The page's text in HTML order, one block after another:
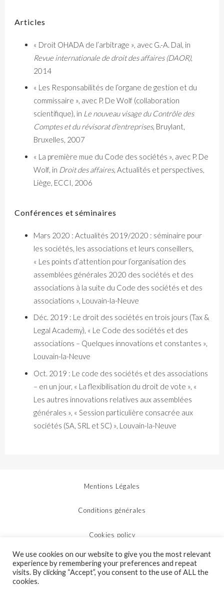
Articles
« Droit OHADA de l’arbitrage », avec G.-A. Dal, in
Revue internationale de droit des affaires (DAOR),
2014
« Les Responsabilités de l’organe de gestion et du
commissaire », avec P. De Wolf (collaboration
scientifique), in Le nouveau visage du Contrôle des
Comptes et du révisorat d’entreprises, Bruylant,
Bruxelles, 2007
« La première mue du Code des sociétés », avec P. De
Wolf, in Droit des affaires, Actualités et perspectives,
Liège, ECCI, 2006
Conférences et séminaires
Mars 2020 : Actualités 2019/2020 : séminaire pour
les sociétés, les associations et leurs conseillers,
« Les points d’attention pour l’organisation des
assemblées générales 2020 des sociétés et des
associations à la suite du Code des sociétés et des
associations », Louvain-la-Neuve
Déc. 2019 : Le droit des sociétés en trois jours (Tax &
Legal Academy), « Le Code des sociétés et des
associations – Quelques innovations et constantes »,
Louvain-la-Neuve
Oct. 2019 : Le code des sociétés et des associations
– en un jour, « La flexibilisation du droit de vote », «
Les autres innovations relatives aux assemblées
générales », « Session particulière consacrée aux
sociétés (SA, SRL et SC) », Louvain-la-Neuve
Mentions Légales
Conditions générales
Cookies policy
Protection des données personnelles
We use cookies on our website to give you the most relevant
experience by remembering your preferences and repeat
visits. By clicking “Accept”, you consent to the use of ALL the
cookies.